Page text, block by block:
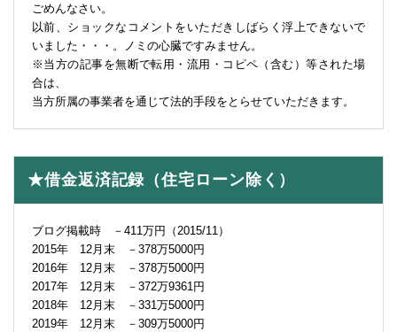
ごめんなさい。
以前、ショックなコメントをいただきしばらく浮上できないで
いました・・・。ノミの心臓ですみません。
※当方の記事を無断で転用・流用・コピペ（含む）等された場
合は、
当方所属の事業者を通じて法的手段をとらせていただきます。
★借金返済記録（住宅ローン除く）
ブログ掲載時 －411万円（2015/11）
2015年 12月末 －378万5000円
2016年 12月末 －378万5000円
2017年 12月末 －372万9361円
2018年 12月末 －331万5000円
2019年 12月末 －309万5000円